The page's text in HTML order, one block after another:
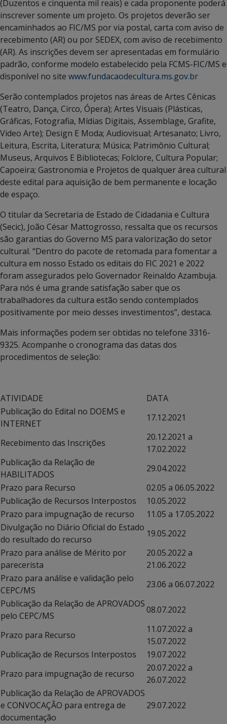
(Duzentos e cinquenta mil reais) e cada proponente poderá
inscrever somente um projeto. Os projetos deverão ser
encaminhados ao FIC/MS por via postal, carta com aviso de
recebimento (AR) ou por SEDEX, com aviso de recebimento
(AR). As inscrições devem ser apresentadas em formulário
padrão, conforme modelo estabelecido pela FCMS-FIC/MS e
disponível no site www.fundacaodecultura.ms.gov.br
Serão contemplados projetos nas áreas de Artes Cênicas
(Teatro, Dança, Circo, Ópera); Artes Visuais (Plásticas,
Gráficas, Fotografia, Mídias Digitais, Assemblage, Grafite,
Video Arte); Design E Moda; Audiovisual; Artesanato; Livro,
Leitura, Escrita, Literatura; Música; Patrimônio Cultural;
Museus, Arquivos E Bibliotecas; Folclore, Cultura Popular;
Capoeira; Gastronomia e Projetos de qualquer área cultural
deste edital para aquisição de bem permanente e locação
de espaço.
O titular da Secretaria de Estado de Cidadania e Cultura
(Secic), João César Mattogrosso, ressalta que os recursos
são garantias do Governo MS para valorização do setor
cultural. “Dentro do pacote de retomada para fomentar a
cultura em nosso Estado os editais do FIC 2021 e 2022
foram assegurados pelo Governador Reinaldo Azambuja.
Para nós é uma grande satisfação saber que os
trabalhadores da cultura estão sendo contemplados
positivamente por meio desses investimentos”, destaca.
Mais informações podem ser obtidas no telefone 3316-
9325. Acompanhe o cronograma das datas dos
procedimentos de seleção:
ATIVIDADE
DATA
Publicação do Edital no DOEMS e
INTERNET
17.12.2021
Recebimento das Inscrições
20.12.2021 a
17.02.2022
Publicação da Relação de
HABILITADOS
29.04.2022
Prazo para Recurso
02.05 a 06.05.2022
Publicação de Recursos Interpostos
10.05.2022
Prazo para impugnação de recurso
11.05 a 17.05.2022
Divulgação no Diário Oficial do Estado
do resultado do recurso
19.05.2022
Prazo para análise de Mérito por
parecerista
20.05.2022 a
21.06.2022
Prazo para análise e validação pelo
CEPC/MS
23.06 a 06.07.2022
Publicação da Relação de APROVADOS
pelo CEPC/MS
08.07.2022
Prazo para Recurso
11.07.2022 a
15.07.2022
Publicação de Recursos Interpostos
19.07.2022
Prazo para impugnação de recurso
20.07.2022 a
26.07.2022
Publicação da Relação de APROVADOS
e CONVOCAÇÃO para entrega de
documentação
29.07.2022